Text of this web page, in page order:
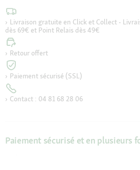
Livraison gratuite en Click et Collect -
dès 69€ et Point Relais dès 49€
Retour offert
Paiement sécurisé (SSL)
Contact : 04 81 68 28 06
Paiement sécurisé et en plusieurs